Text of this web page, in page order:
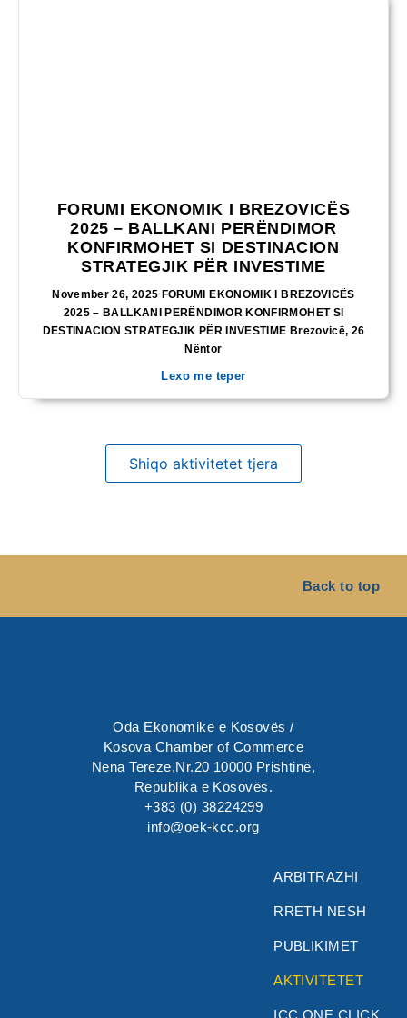
FORUMI EKONOMIK I BREZOVICËS
2025 – BALLKANI PERËNDIMOR
KONFIRMOHET SI DESTINACION
STRATEGJIK PËR INVESTIME
November 26, 2025 FORUMI EKONOMIK I BREZOVICËS
2025 – BALLKANI PERËNDIMOR KONFIRMOHET SI
DESTINACION STRATEGJIK PËR INVESTIME Brezovicë, 26
Nëntor
Lexo me teper
Shiqo aktivitetet tjera
Back to top
Oda Ekonomike e Kosovës /
Kosova Chamber of Commerce
Nena Tereze,Nr.20 10000 Prishtinë,
Republika e Kosovës.
+383 (0) 38224299
info@oek-kcc.org
ARBITRAZHI
RRETH NESH
PUBLIKIMET
AKTIVITETET
ICC ONE CLICK